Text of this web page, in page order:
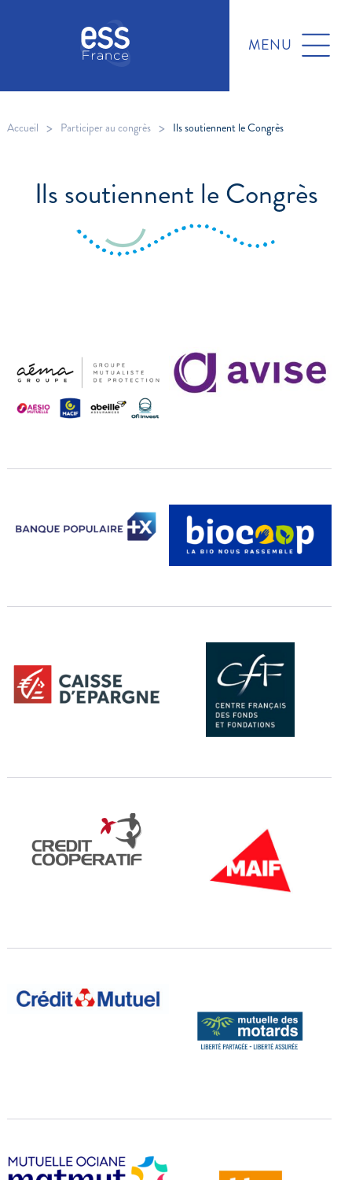
MENU
Accueil > Participer au congrès > Ils soutiennent le Congrès
Ils soutiennent le Congrès